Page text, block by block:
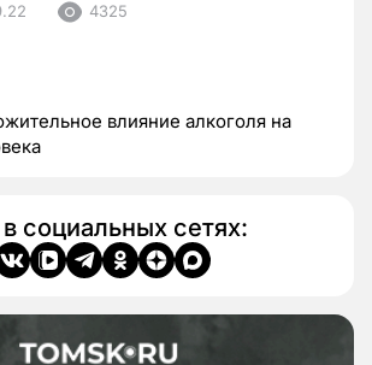
4325
влияние алкоголя на
социальных сетях: